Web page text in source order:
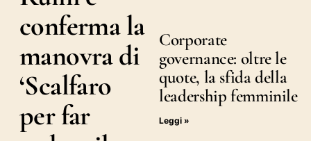
conferma la
manovra di
‘Scalfaro
per far
Corporate
governance: oltre le
quote, la sfida della
leadership femminile
Leggi »